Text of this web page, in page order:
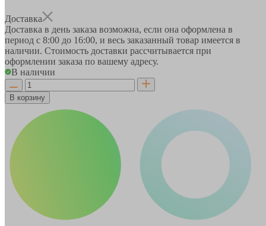
Доставка
Доставка в день заказа возможна, если она оформлена в
период с 8:00 до 16:00, и весь заказанный товар имеется в
наличии. Стоимость доставки рассчитывается при
оформлении заказа по вашему адресу.
В наличии
В корзину